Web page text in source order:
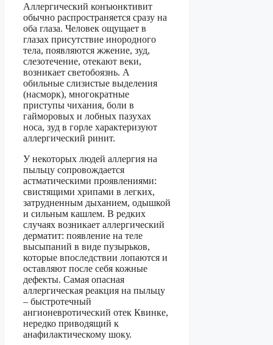
Аллергический конъюнктивит
обычно распространяется сразу на
оба глаза. Человек ощущает в
глазах присутствие инородного
тела, появляются жжение, зуд,
слезотечение, отекают веки,
возникает светобоязнь. А
обильные слизистые выделения
(насморк), многократные
приступы чихания, боли в
гайморовых и лобных пазухах
носа, зуд в горле характеризуют
аллергический ринит.
У некоторых людей аллергия на
пыльцу сопровождается
астматическими проявлениями:
свистящими хрипами в легких,
затрудненным дыханием, одышкой
и сильным кашлем. В редких
случаях возникает аллергический
дерматит: появление на теле
высыпаний в виде пузырьков,
которые впоследствии лопаются и
оставляют после себя кожные
дефекты. Самая опасная
аллергическая реакция на пыльцу
– быстротечный
ангионевротический отек Квинке,
нередко приводящий к
анафилактическому шоку.